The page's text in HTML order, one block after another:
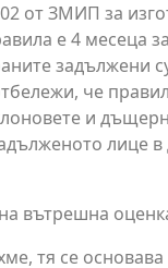
от ЗМИП за
е 4 месеца за
задължени
че
и
лице в
вътрешна
тя се основава